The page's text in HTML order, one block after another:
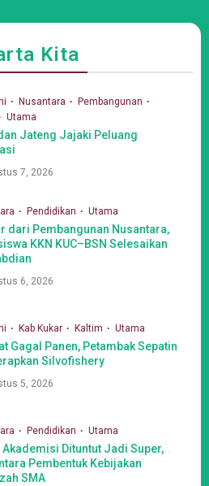
Kita
Nusantara
Pembangunan
Utama
Jateng Jajaki Peluang
7, 2026
Pendidikan Utama
dari Pembangunan Nusantara,
KKN KUC–BSN Selesaikan
6, 2026
Kab Kukar Kaltim Utama
Gagal Panen, Petambak Sepatin
Silvofishery
5, 2026
Pendidikan Utama
Akademisi Dituntut Jadi Super,
Pembentuk Kebijakan
SMA